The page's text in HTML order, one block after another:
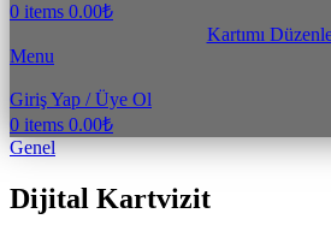
0 items 0.00₺
Kartımı
Menu
Giriş Yap / Üye Ol
0 items 0.00₺
Genel
Dijital Kartvizit